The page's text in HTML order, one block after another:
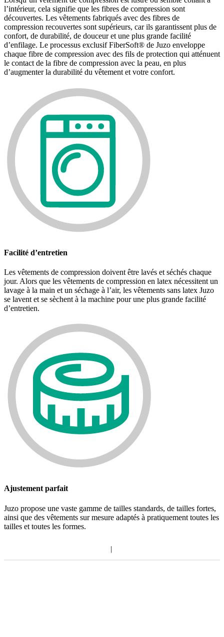
l’intérieur, cela signifie que les fibres de compression sont
découvertes. Les vêtements fabriqués avec des fibres de
compression recouvertes sont supérieurs, car ils garantissent plus de
confort, de durabilité, de douceur et une plus grande facilité
d’enfilage. Le processus exclusif FiberSoft® de Juzo enveloppe
chaque fibre de compression avec des fils de protection qui atténuent
le contact de la fibre de compression avec la peau, en plus
d’augmenter la durabilité du vêtement et votre confort.
Facilité d’entretien
Les vêtements de compression doivent être lavés et séchés chaque
jour. Alors que les vêtements de compression en latex nécessitent un
lavage à la main et un séchage à l’air, les vêtements sans latex Juzo
se lavent et se sèchent à la machine pour une plus grande facilité
d’entretien.
Ajustement parfait
Juzo propose une vaste gamme de tailles standards, de tailles fortes,
ainsi que des vêtements sur mesure adaptés à pratiquement toutes les
tailles et toutes les formes.